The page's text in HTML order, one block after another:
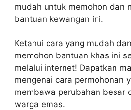
mudah untuk memohon dan
bantuan kewangan ini.
Ketahui cara yang mudah
memohon bantuan khas ini
melalui internet! Dapatkan
mengenai cara permohonan
membawa perubahan besar
warga emas.